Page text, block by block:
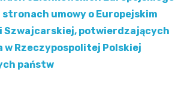
stronach umowy o Europejskim
Szwajcarskiej, potwierdzających
Rzeczypospolitej Polskiej
państw